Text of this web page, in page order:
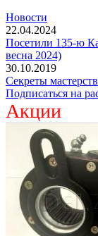
Новости
22.04.2024
Посетили 135-ю
весна 2024)
30.10.2019
Секреты
Подписаться на
Акции